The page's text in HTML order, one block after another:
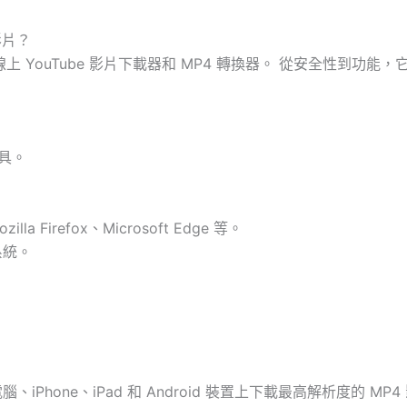
？
YouTube 影片下載器和 MP4 轉換器。 從安全性到功能，
。
Firefox、Microsoft Edge 等。
。
、iPhone、iPad 和 Android 裝置上下載最高解析度的